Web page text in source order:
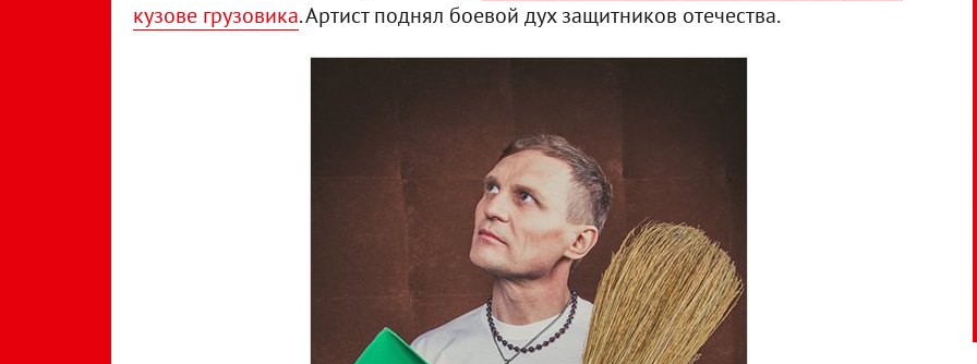
кузове грузовика. Артист поднял боевой дух защитников отечества.